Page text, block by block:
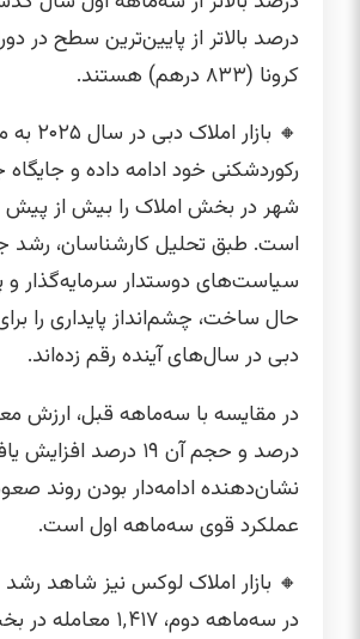
درصد بالاتر از پایین‌ترین سطح در
کرونا (۸۳۳ درهم) هستند.
🔸 بازار
رکوردشکنی خود ادامه داده و جایگاه
شهر در بخش املاک را بیش از پیش
است. طبق تحلیل کارشناسان، رشد
سیاست‌های دوستدار سرمایه‌گذار و
حال ساخت، چشم‌انداز پایداری را
دبی در سال‌های آینده رقم زده‌اند.
درصد و حجم آن ۱۹ درصد
نشان‌دهنده ادامه‌دار بودن روند
عملکرد قوی سه‌ماهه اول است.
🔸 بازار املاک لوکس نیز شاهد
در سه‌ماهه دوم، ۱٬۴۱۷